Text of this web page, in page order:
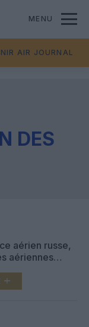
MENU
AIR JOURNAL
DES
aérien russe,
aériennes